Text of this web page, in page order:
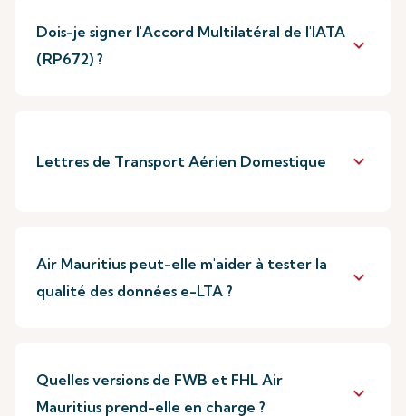
Dois-je signer l'Accord Multilatéral de l'IATA
(RP672) ?
keyboard_arrow_down
Lettres de Transport Aérien Domestique keyboard_arrow_down
Air Mauritius peut-elle m'aider à tester la
qualité des données e-LTA ?
keyboard_arrow_down
Quelles versions de FWB et FHL Air
Mauritius prend-elle en charge ?
keyboard_arrow_down